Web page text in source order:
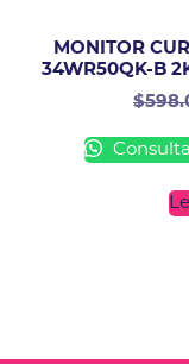
MONITOR
34WR50QK-B
$